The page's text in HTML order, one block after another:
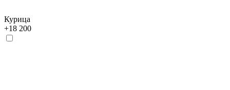
Курица
+18 200